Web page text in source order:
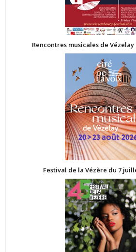
Rencontres musicales de Vézelay
Festival de la Vézère du 7